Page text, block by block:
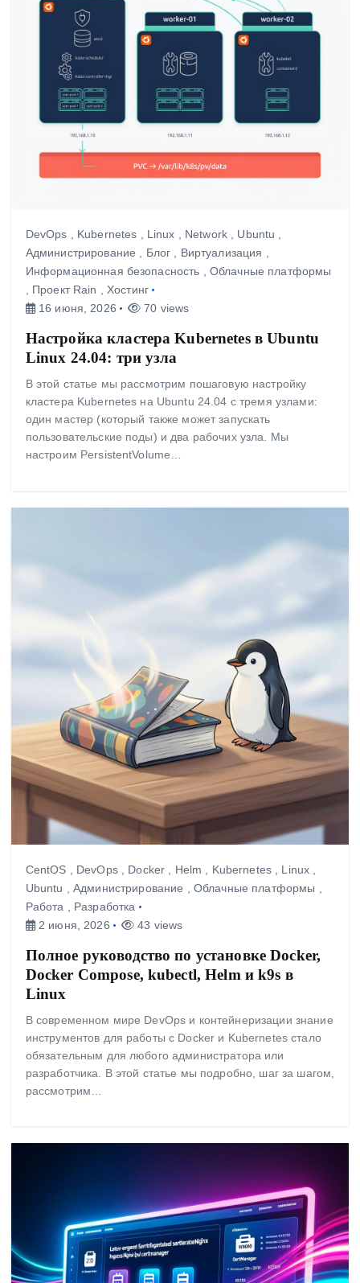
DevOps Kubernetes Linux Network, Ubuntu
Администрирование
Блог Виртуализация
Информационная безопасность
Облачные платформы
Проект Rain
Хостинг
16 июня, 2026
70 views
Настройка кластера Kubernetes в Ubuntu
Linux 24.04: три узла
В этой статье мы рассмотрим пошаговую настройку
кластера Kubernetes на Ubuntu 24.04 с тремя узлами:
один мастер (который также может запускать
пользовательские поды) и два рабочих узла. Мы
настроим PersistentVolume…
CentOS DevOps, Docker Helm Kubernetes Linux
Ubuntu
Администрирование Облачные платформы
Работа
Разработка
2 июня, 2026
43 views
Полное руководство по установке Docker,
Docker Compose, kubectl, Helm и k9s в
Linux
В современном мире DevOps и контейнеризации знание
инструментов для работы с Docker и Kubernetes стало
обязательным для любого администратора или
разработчика. В этой статье мы подробно, шаг за шагом,
рассмотрим…